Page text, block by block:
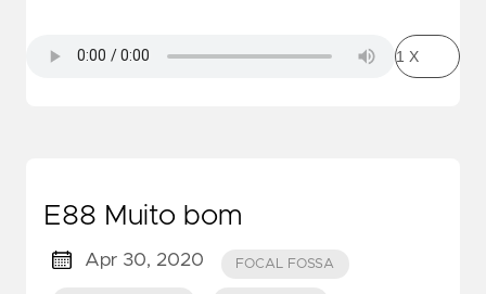
E88 Muito bom
Apr 30, 2020 FOCAL FOSSA